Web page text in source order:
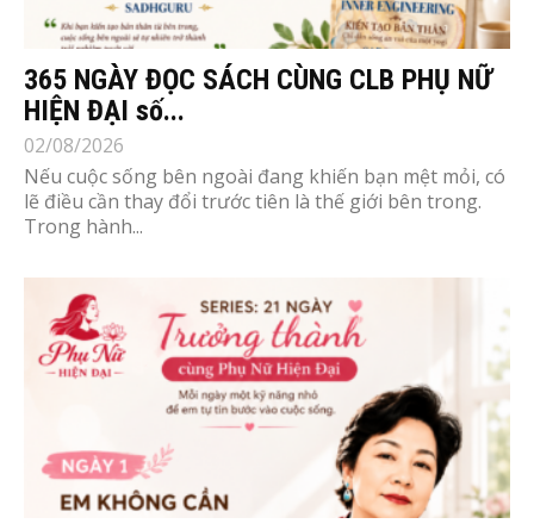
365 NGÀY ĐỌC SÁCH CÙNG CLB PHỤ NỮ
HIỆN ĐẠI số...
02/08/2026
Nếu cuộc sống bên ngoài đang khiến bạn mệt mỏi, có
lẽ điều cần thay đổi trước tiên là thế giới bên trong.
Trong hành...